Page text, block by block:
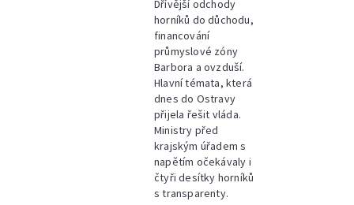
Dřívější odchody
horníků do důchodu,
financování
průmyslové zóny
Barbora a ovzduší.
Hlavní témata, která
dnes do Ostravy
přijela řešit vláda.
Ministry před
krajským úřadem s
napětím očekávaly i
čtyři desítky horníků
s transparenty.